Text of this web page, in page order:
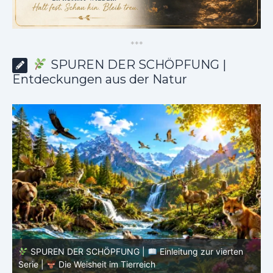
***
SPUREN DER SCHÖPFUNG |
Entdeckungen aus der Natur
SPUREN DER SCHÖPFUNG |
Episode 8 – Leben im
Verborgenen – Was Fische uns lehren |
Leben im
Verborgenen – Die Welt der Fische